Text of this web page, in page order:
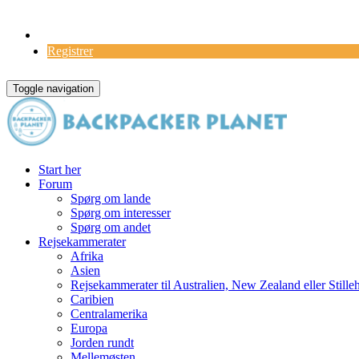
Registrer
Toggle navigation
Start her
Forum
Spørg om lande
Spørg om interesser
Spørg om andet
Rejsekammerater
Afrika
Asien
Rejsekammerater til Australien, New Zealand eller
Caribien
Centralamerika
Europa
Jorden rundt